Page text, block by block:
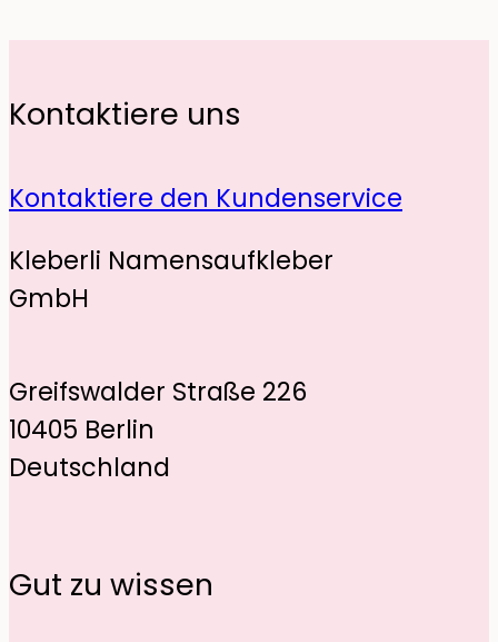
Kontaktiere uns
Kontaktiere den Kundenservice
Kleberli Namensaufkleber
GmbH
Greifswalder Straße 226
10405 Berlin
Deutschland
Gut zu wissen